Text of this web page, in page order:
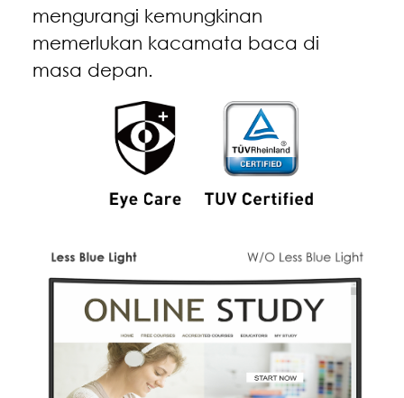
mengurangi kemungkinan
memerlukan kacamata baca di
masa depan.